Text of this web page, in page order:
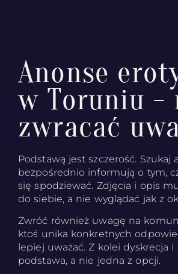
Anonse
w Toruniu -
zwracać
Podstawą jest szczerość. Szukaj
bezpośrednio informują o tym,
się spodziewać. Zdjęcia i opis
do siebie, a nie wyglądać jak z
Zwróć również uwagę na
ktoś unika konkretnych
lepiej uważać. Z kolei dyskrecja
podstawa, a nie jedna z opcji.